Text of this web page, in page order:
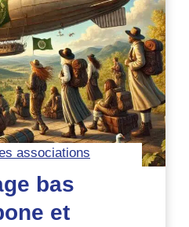
sur
la
niche
écologique
des
humains
associations
bas
et